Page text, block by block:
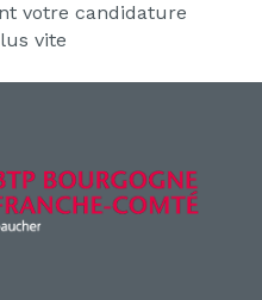
votre candidature
vite